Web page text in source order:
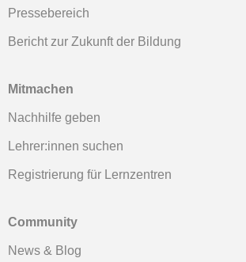
Pressebereich
Bericht zur Zukunft der Bildung
Mitmachen
Nachhilfe geben
Lehrer:innen suchen
Registrierung für Lernzentren
Community
News & Blog